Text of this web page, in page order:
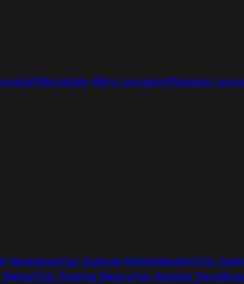
Mercedes-Benz occasionPeugeot
HaguenauCar Avenue KaiserslauternCar
Car Avenue NancyCar Avenue